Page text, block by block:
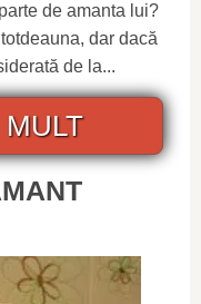
de amanta lui?
dar dacă
de la...